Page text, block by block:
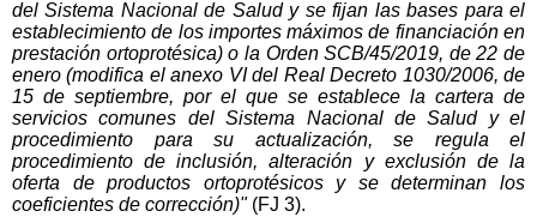
del Sistema Nacional de Salud y se fijan las bases para el
establecimiento de los importes máximos de financiación en
prestación ortoprotésica) o la Orden SCB/45/2019, de 22 de
enero (modifica el anexo VI del Real Decreto 1030/2006, de
15 de septiembre, por el que se establece la cartera de
servicios comunes del Sistema Nacional de Salud y el
procedimiento para su actualización, se regula el
procedimiento de inclusión, alteración y exclusión de la
oferta de productos ortoprotésicos y se determinan los
coeficientes de corrección)"(FJ 3).